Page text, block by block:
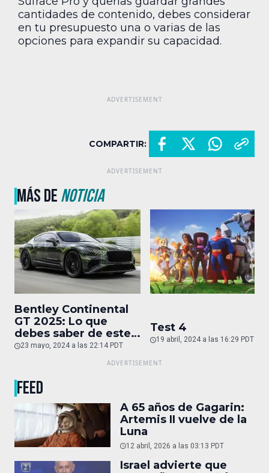
cantidades de contenido, debes considerar
en tu presupuesto una o varias de las
opciones para expandir su capacidad.
COMPARTIR:
MÁS DENOTICIA
Bentley Continental
GT 2025: Lo que
debes saber de este
auto de superlujo
23 mayo, 2024 a las 22:14 PDT
Test 4
19 abril, 2024 a las 16:29 PDT
FEED
A 65 años de Gagarin:
Artemis II vuelve de la
Luna
12 abril, 2026 a las 03:13 PDT
Israel advierte que